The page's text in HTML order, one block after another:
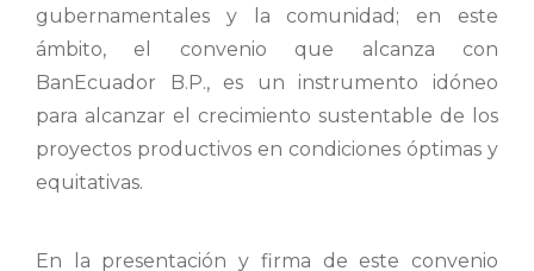
gubernamentales y la comunidad; en este
ámbito, el convenio que alcanza con
BanEcuador B.P., es un instrumento idóneo
para alcanzar el crecimiento sustentable de los
proyectos productivos en condiciones óptimas y
equitativas.
En la presentación y firma de este convenio